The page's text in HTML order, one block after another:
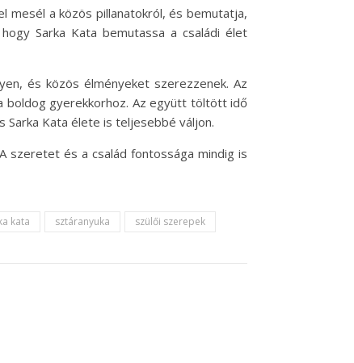
mesél a közös pillanatokról, és bemutatja,
Sarka Kata bemutassa a családi élet
és közös élményeket szerezzenek. Az
boldog gyerekkorhoz. Az együtt töltött idő
Sarka Kata élete is teljesebbé váljon.
szeretet és a család fontossága mindig is
kata sztáranyuka szülői szerepek